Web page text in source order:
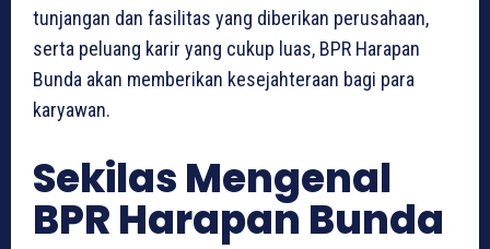
tunjangan dan fasilitas yang diberikan perusahaan,
serta peluang karir yang cukup luas, BPR Harapan
Bunda akan memberikan kesejahteraan bagi para
karyawan.
Sekilas Mengenal
BPR Harapan Bunda